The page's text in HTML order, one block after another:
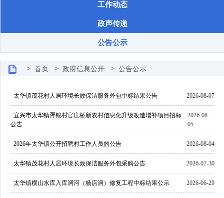
工作动态
政声传递
公告公示
> 首页 > 政府信息公开 > 公告公示
太华镇茂花村人居环境长效保洁服务外包中标结果公告 2026-08-07
宜兴市太华镇胥锦村官庄桥新农村信息化升级改造增补项目招标
公告
2026-08-
05
2026年太华镇公开招聘村工作人员的公告 2026-08-04
太华镇茂花村人居环境长效保洁服务外包采购公告 2026-07-30
太华镇横山水库入库涧河（杨店涧）修复工程中标结果公示 2026-06-29